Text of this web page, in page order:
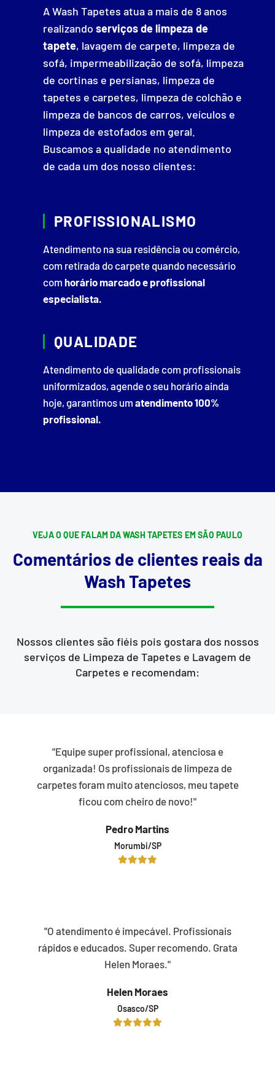
A Wash Tapetes atua a mais de 8 anos
realizando serviços de limpeza de
tapete, lavagem de carpete, limpeza de
sofá, impermeabilização de sofá, limpeza
de cortinas e persianas, limpeza de
tapetes e carpetes, limpeza de colchão e
limpeza de bancos de carros, veículos e
limpeza de estofados em geral.
Buscamos a qualidade no atendimento
de cada um dos nosso clientes:
PROFISSIONALISMO
Atendimento na sua residência ou comércio,
com retirada do carpete quando necessário
com horário marcado e profissional
especialista.
QUALIDADE
Atendimento de qualidade com profissionais
uniformizados, agende o seu horário ainda
hoje, garantimos um atendimento 100%
profissional.
VEJA O QUE FALAM DA WASH TAPETES EM SÃO PAULO
Comentários de clientes reais da
Wash Tapetes
Nossos clientes são fiéis pois gostara dos nossos
serviços de Limpeza de Tapetes e Lavagem de
Carpetes e recomendam:
"Equipe super profissional, atenciosa e
organizada! Os profissionais de limpeza de
carpetes foram muito atenciosos, meu tapete
ficou com cheiro de novo!"
Pedro Martins
Morumbi/SP
"O atendimento é impecável. Profissionais
rápidos e educados. Super recomendo. Grata
Helen Moraes."
Helen Moraes
Osasco/SP